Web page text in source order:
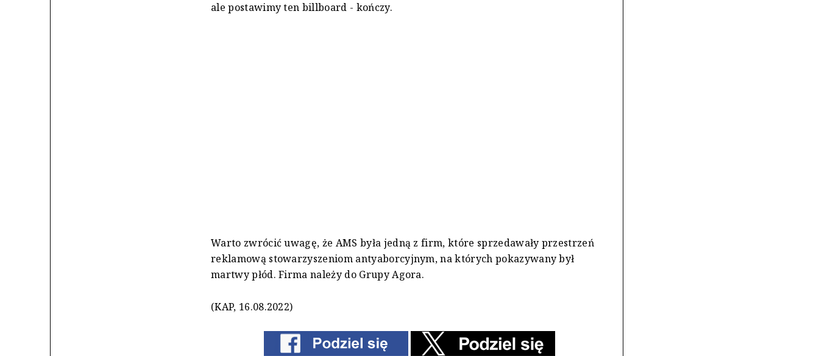
ale postawimy ten billboard - kończy.
Warto zwrócić uwagę, że AMS była jedną z firm, które sprzedawały przestrzeń
reklamową stowarzyszeniom antyaborcyjnym, na których pokazywany był
martwy płód. Firma należy do Grupy Agora.
(KAP, 16.08.2022)